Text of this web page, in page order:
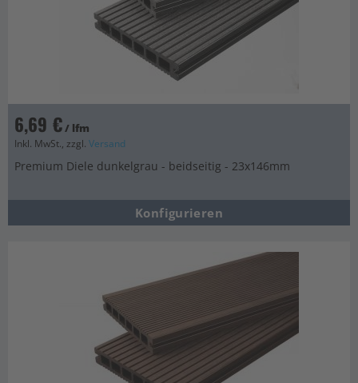
6,69 €/ lfm
Inkl. MwSt., zzgl. Versand
Premium Diele dunkelgrau - beidseitig - 23x146mm
Konfigurieren